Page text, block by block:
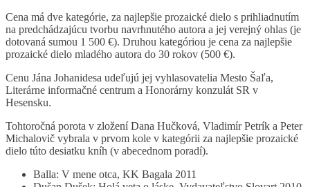
Cena má dve kategórie, za najlepšie prozaické dielo s prihliadnutím
na predchádzajúcu tvorbu navrhnutého autora a jej verejný ohlas (je
dotovaná sumou 1 500 €). Druhou kategóriou je cena za najlepšie
prozaické dielo mladého autora do 30 rokov (500 €).
Cenu Jána Johanidesa udeľujú jej vyhlasovatelia Mesto Šaľa,
Literárne informačné centrum a Honorárny konzulát SR v
Hesensku.
Tohtoročná porota v zložení Dana Hučková, Vladimír Petrík a Peter
Michalovič vybrala v prvom kole v kategórii za najlepšie prozaické
dielo túto desiatku kníh (v abecednom poradí).
Balla: V mene otca, KK Bagala 2011